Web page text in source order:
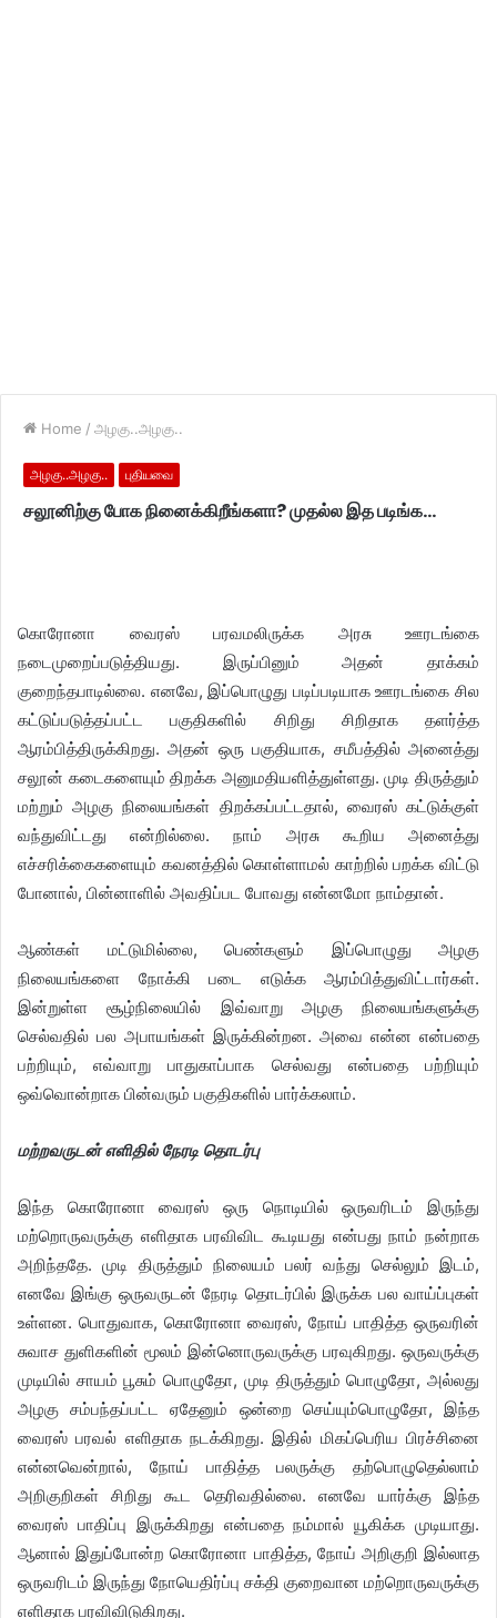
Home / அழகு..அழகு..
அழகு..அழகு.. புதியவை
சலூனிற்கு போக நினைக்கிறீங்களா? முதல்ல இத படிங்க…
கொரோனா வைரஸ் பரவமலிருக்க அரசு ஊரடங்கை
நடைமுறைப்படுத்தியது. இருப்பினும் அதன் தாக்கம்
குறைந்தபாடில்லை. எனவே, இப்பொழுது படிப்படியாக ஊரடங்கை சில
கட்டுப்படுத்தப்பட்ட பகுதிகளில் சிறிது சிறிதாக தளர்த்த
ஆரம்பித்திருக்கிறது. அதன் ஒரு பகுதியாக, சமீபத்தில் அனைத்து
சலூன் கடைகளையும் திறக்க அனுமதியளித்துள்ளது. முடி திருத்தும்
மற்றும் அழகு நிலையங்கள் திறக்கப்பட்டதால், வைரஸ் கட்டுக்குள்
வந்துவிட்டது என்றில்லை. நாம் அரசு கூறிய அனைத்து
எச்சரிக்கைகளையும் கவனத்தில் கொள்ளாமல் காற்றில் பறக்க விட்டு
போனால், பின்னாளில் அவதிப்பட போவது என்னமோ நாம்தான்.
ஆண்கள் மட்டுமில்லை, பெண்களும் இப்பொழுது அழகு
நிலையங்களை நோக்கி படை எடுக்க ஆரம்பித்துவிட்டார்கள்.
இன்றுள்ள சூழ்நிலையில் இவ்வாறு அழகு நிலையங்களுக்கு
செல்வதில் பல அபாயங்கள் இருக்கின்றன. அவை என்ன என்பதை
பற்றியும், எவ்வாறு பாதுகாப்பாக செல்வது என்பதை பற்றியும்
ஒவ்வொன்றாக பின்வரும் பகுதிகளில் பார்க்கலாம்.
மற்றவருடன் எளிதில் நேரடி தொடர்பு
இந்த கொரோனா வைரஸ் ஒரு நொடியில் ஒருவரிடம் இருந்து
மற்றொருவருக்கு எளிதாக பரவிவிட கூடியது என்பது நாம் நன்றாக
அறிந்ததே. முடி திருத்தும் நிலையம் பலர் வந்து செல்லும் இடம்,
எனவே இங்கு ஒருவருடன் நேரடி தொடர்பில் இருக்க பல வாய்ப்புகள்
உள்ளன. பொதுவாக, கொரோனா வைரஸ், நோய் பாதித்த ஒருவரின்
சுவாச துளிகளின் மூலம் இன்னொருவருக்கு பரவுகிறது. ஒருவருக்கு
முடியில் சாயம் பூசும் பொழுதோ, முடி திருத்தும் பொழுதோ, அல்லது
அழகு சம்பந்தப்பட்ட ஏதேனும் ஒன்றை செய்யும்பொழுதோ, இந்த
வைரஸ் பரவல் எளிதாக நடக்கிறது. இதில் மிகப்பெரிய பிரச்சினை
என்னவென்றால், நோய் பாதித்த பலருக்கு தற்பொழுதெல்லாம்
அறிகுறிகள் சிறிது கூட தெரிவதில்லை. எனவே யார்க்கு இந்த
வைரஸ் பாதிப்பு இருக்கிறது என்பதை நம்மால் யூகிக்க முடியாது.
ஆனால் இதுப்போன்ற கொரோனா பாதித்த, நோய் அறிகுறி இல்லாத
ஒருவரிடம் இருந்து நோயெதிர்ப்பு சக்தி குறைவான மற்றொருவருக்கு
எளிதாக பரவிவிடுகிறது.